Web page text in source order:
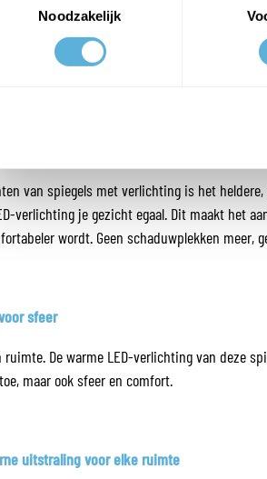
Noodzakelijk
niet alleen energiezuinig, maar biedt nog
van spiegels met verlichting is het
verlichting je gezicht egaal. Dit maakt het
wordt. Geen schaduwplekken meer,
sfeer
De warme LED-verlichting van deze
maar ook sfeer en comfort.
uitstraling voor elke ruimte